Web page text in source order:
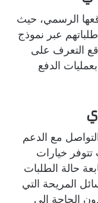
الرسمي، حيث
عبر نموذج
التعرف على
الدفع
يمكن لمستخدمي تطبيق MyFawry التواصل مع الدعم
خيارات
حالة الطلبات
المريحة التي
الحاجة إلى